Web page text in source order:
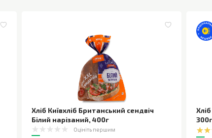
Хліб Київхліб Британський сендвіч
Білий нарізаний, 400г
Оцініть першим
300г